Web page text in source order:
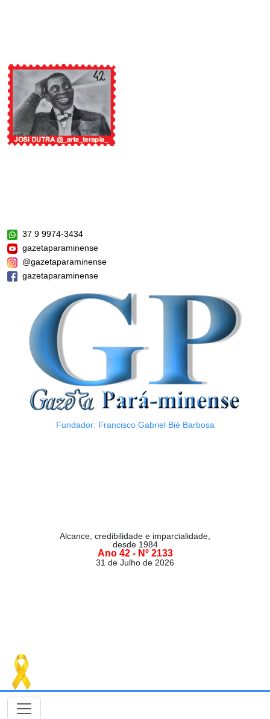
37 9 9974-3434
gazetaparaminense
@gazetaparaminense
gazetaparaminense
Fundador: Francisco Gabriel Bié Barbosa
Alcance, credibilidade e imparcialidade,
desde 1984
Ano 42 - Nº 2133
31 de Julho de 2026